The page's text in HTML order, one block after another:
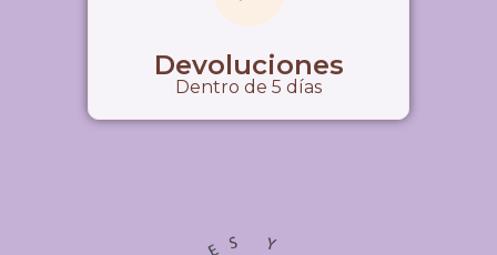
Devoluciones
Dentro de 5 días